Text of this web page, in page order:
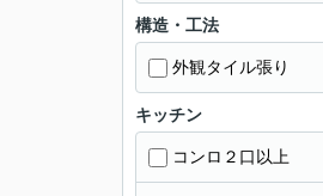
構造・工法
外観タイル張り
キッチン
コンロ２口以上